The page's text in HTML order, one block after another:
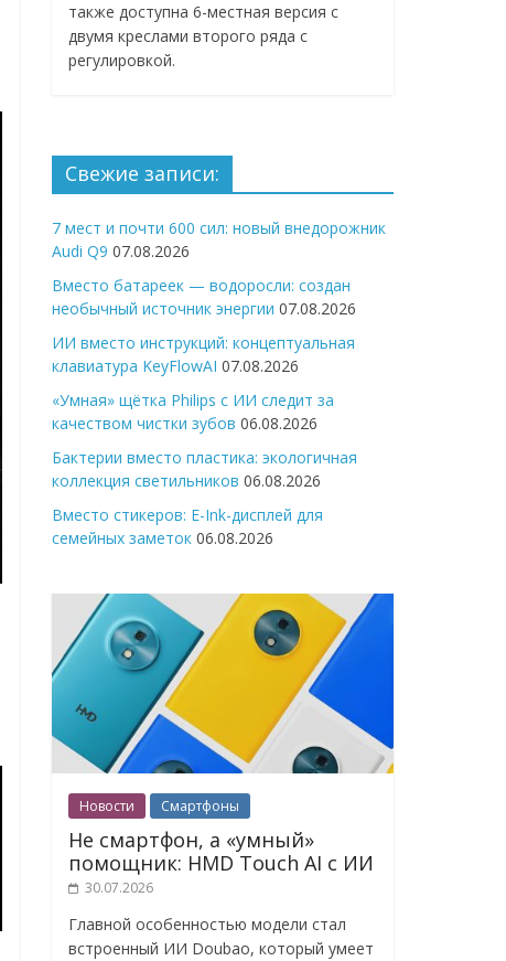
также доступна 6-местная версия с
двумя креслами второго ряда с
регулировкой.
Свежие записи:
7 мест и почти 600 сил: новый внедорожник
Audi Q9 07.08.2026
Вместо батареек — водоросли: создан
необычный источник энергии 07.08.2026
ИИ вместо инструкций: концептуальная
клавиатура KeyFlowAI 07.08.2026
«Умная» щётка Philips с ИИ следит за
качеством чистки зубов 06.08.2026
Бактерии вместо пластика: экологичная
коллекция светильников 06.08.2026
Вместо стикеров: E-Ink-дисплей для
семейных заметок 06.08.2026
Новости Смартфоны
Не смартфон, а «умный»
помощник: HMD Touch AI с ИИ
30.07.2026
Главной особенностью модели стал
встроенный ИИ Doubao, который умеет